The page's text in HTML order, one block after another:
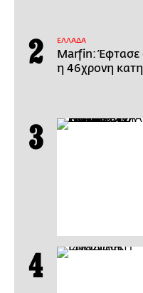
ΕΛΛΑΔΑ
Marfin: Έφτασε
η 46χρονη